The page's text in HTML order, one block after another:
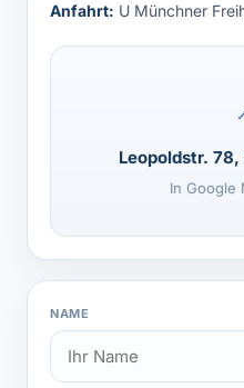
Anfahrt: U Münchner
Leopoldstr.
In Google
NAME